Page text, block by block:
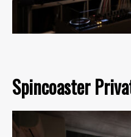
Spincoaster